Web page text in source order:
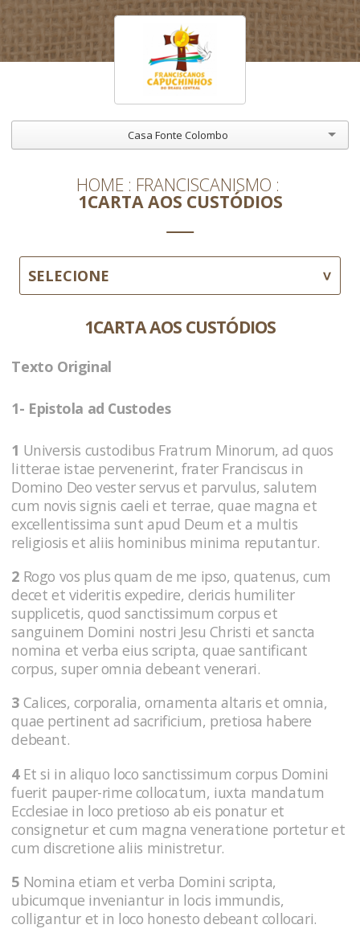
Casa Fonte Colombo
HOME FRANCISCANISMO
1CARTA AOS CUSTÓDIOS
SELECIONE
1CARTA AOS CUSTÓDIOS
Texto Original
1- Epistola ad Custodes
1 Universis custodibus Fratrum Minorum, ad quos
litterae istae pervenerint, frater Franciscus in
Domino Deo vester servus et parvulus, salutem
cum novis signis caeli et terrae, quae magna et
excellentissima sunt apud Deum et a multis
religiosis et aliis hominibus minima reputantur.
2 Rogo vos plus quam de me ipso, quatenus, cum
decet et videritis expedire, clericis humiliter
supplicetis, quod sanctissimum corpus et
sanguinem Domini nostri Jesu Christi et sancta
nomina et verba eius scripta, quae santificant
corpus, super omnia debeant venerari.
3 Calices, corporalia, ornamenta altaris et omnia,
quae pertinent ad sacrificium, pretiosa habere
debeant.
4Et si in aliquo loco sanctissimum corpus Domini
fuerit pauper-rime collocatum, iuxta mandatum
Ecclesiae in loco pretioso ab eis ponatur et
consignetur et cum magna veneratione portetur et
cum discretione aliis ministretur.
5 Nomina etiam et verba Domini scripta,
ubicumque inveniantur in locis immundis,
colligantur et in loco honesto debeant collocari.